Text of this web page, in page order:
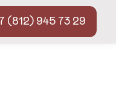
(812) 945 73 29